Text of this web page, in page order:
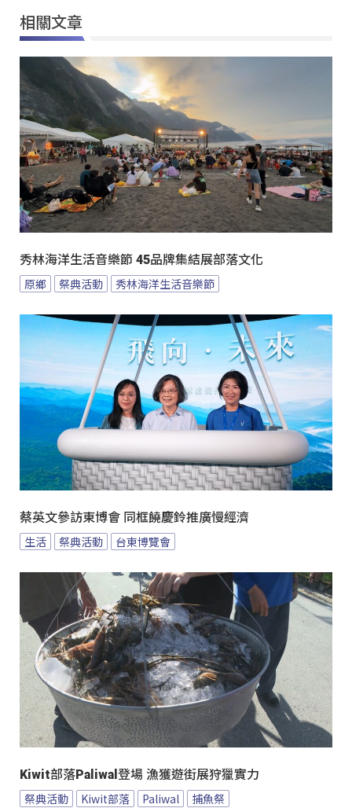
相關文章
秀林海洋生活音樂節 45品牌集結展部落文化
原鄉 祭典活動 秀林海洋生活音樂節
蔡英文參訪東博會 同框饒慶鈴推廣慢經濟
生活 祭典活動 台東博覽會
Kiwit部落Paliwal登場 漁獲遊街展狩獵實力
祭典活動 Kiwit部落 Paliwal 捕魚祭